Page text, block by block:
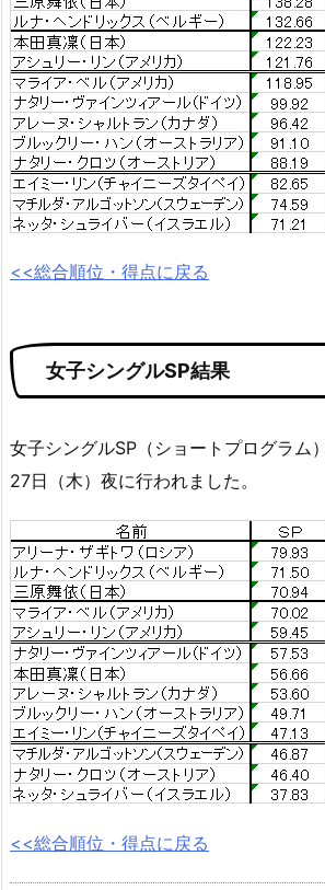
<<総合順位・得点に戻る
女子シングルSP結果
女子シングルSP（ショートプログラム
27日（木）夜に行われました。
<<総合順位・得点に戻る